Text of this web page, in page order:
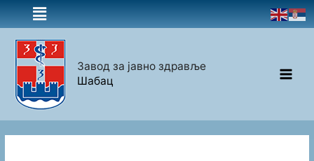
Завод за јавно здравље
Шабац